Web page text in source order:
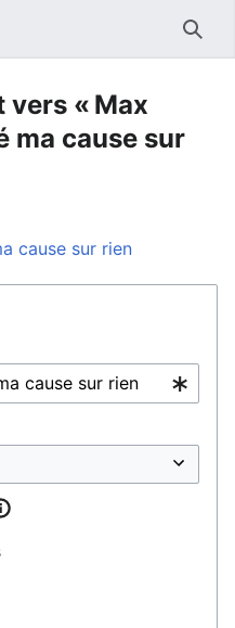
vers « Max
ma cause sur
cause sur rien